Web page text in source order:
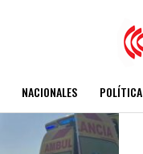
NACIONALES POLÍTICA